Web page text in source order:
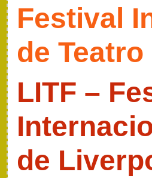
Festival
de
LITF –
de